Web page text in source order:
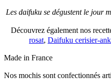
Les daifuku se dégustent le jour
Découvrez également nos
rosat, Daifuku cerisier-
Made in France
Nos mochis sont confectionnés